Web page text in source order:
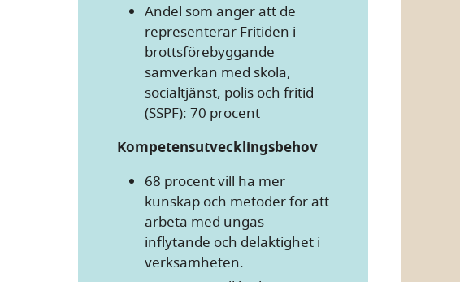
Andel som anger att de
representerar Fritiden i
brottsförebyggande
samverkan med skola,
socialtjänst, polis och fritid
(SSPF): 70 procent
Kompetensutvecklingsbehov
68 procent vill ha mer
kunskap och metoder för att
arbeta med ungas
inflytande och delaktighet i
verksamheten.